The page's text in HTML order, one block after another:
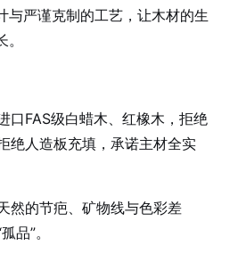
与严谨克制的工艺，让木材的生
口FAS级白蜡木、红橡木，拒绝
绝人造板充填，承诺主材全实
然的节疤、矿物线与色彩差
品”。